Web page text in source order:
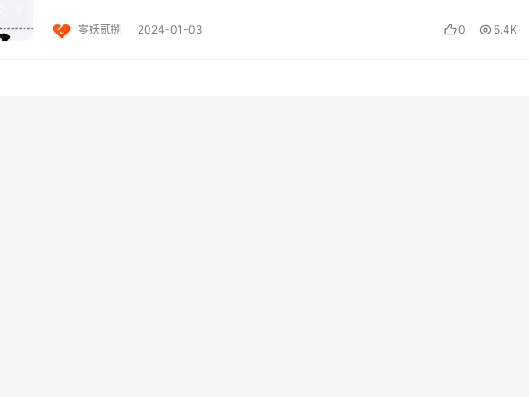
零妖贰捌 2024-01-03 0 5.4K